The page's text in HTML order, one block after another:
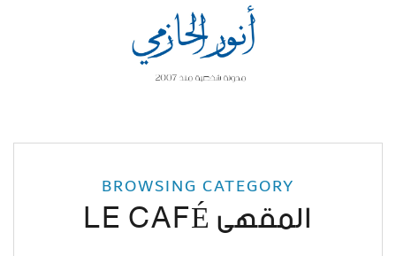
BROWSING CATEGORY
المقهى LE CAFÉ